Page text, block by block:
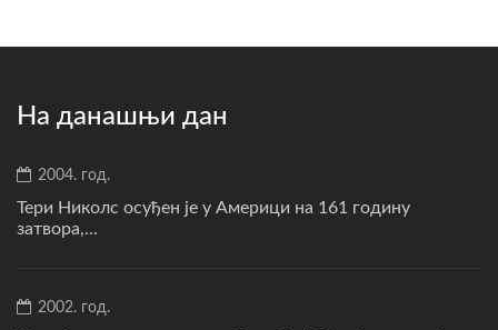
На данашњи дан
2004. год.
Тери Николс осуђен је у Америци на 161 годину
затвора,...
2002. год.